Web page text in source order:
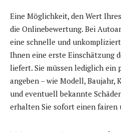
Eine Möglichkeit, den Wert
die Onlinebewertung. Bei
eine schnelle und
Ihnen eine erste Einschätzung
liefert. Sie müssen lediglich ein
angeben – wie Modell, Baujahr,
und eventuell bekannte
erhalten Sie sofort einen fairen